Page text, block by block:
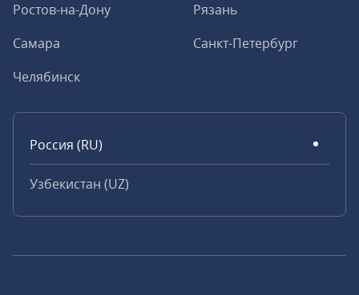
Ростов-на-Дону
Рязань
Самара
Санкт-Петербург
Челябинск
Россия (RU)
Узбекистан (UZ)